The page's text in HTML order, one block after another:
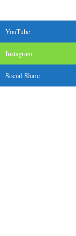
YouTube
Instagram
Social Share